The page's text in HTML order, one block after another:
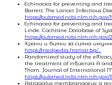
Echinacea for preventing and
Barrett. The Lancet Infectious
https://pubmed.ncbi.nlm.nih.gov/
Echinacea for preventing and
Linde. Cochrane Database of
https://pubmed.ncbi.nlm.nih.gov/
Храни и билки за силна
https://medpedia.framar.bg/…
Randomized study of the
the treatment of influenza A and
Thom. Journal of International
https://pubmed.ncbi.nlm.nih.gov/
Astragalus membranaceus: a